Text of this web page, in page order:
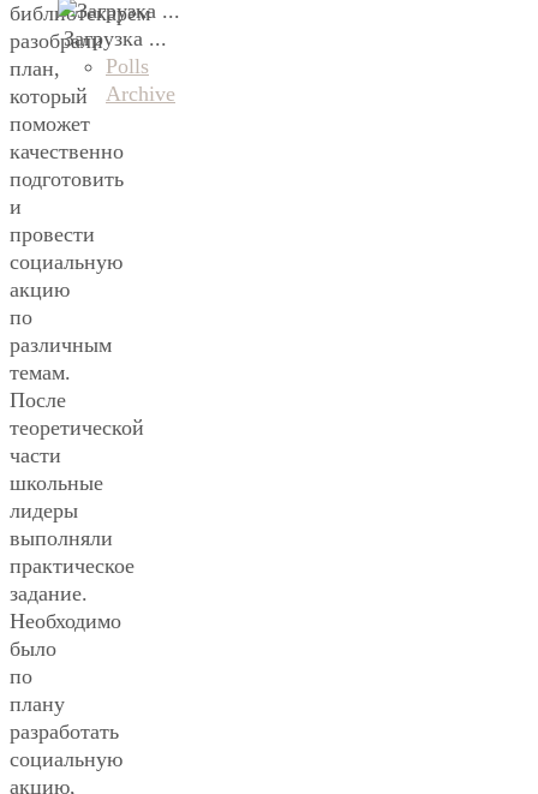
библиотекарем
разобрали
план,
который
поможет
качественно
подготовить
и
провести
социальную
акцию
по
различным
темам.
После
теоретической
части
школьные
лидеры
выполняли
практическое
задание.
Необходимо
было
по
плану
разработать
социальную
акцию,
Загрузка ...
Polls
Archive